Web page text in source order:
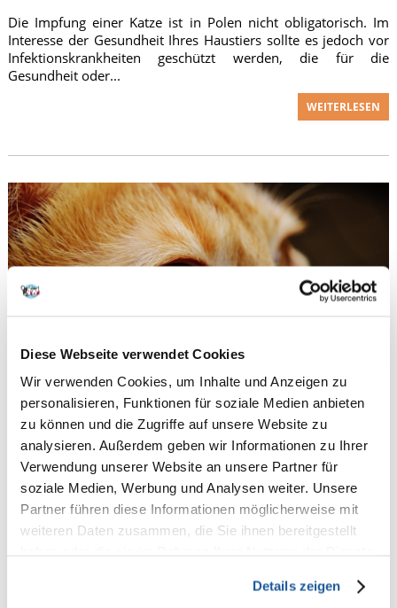
Diese Webseite verwendet Cookies
Wir verwenden Cookies, um Inhalte und Anzeigen zu
personalisieren, Funktionen für soziale Medien anbieten
zu können und die Zugriffe auf unsere Website zu
analysieren. Außerdem geben wir Informationen zu Ihrer
Verwendung unserer Website an unsere Partner für
soziale Medien, Werbung und Analysen weiter. Unsere
Partner führen diese Informationen möglicherweise mit
weiteren Daten zusammen, die Sie ihnen bereitgestellt
Details zeigen
Die Impfung einer Katze ist in Polen nicht obligatorisch. Im
Interesse der Gesundheit Ihres Haustiers sollte es jedoch vor
Infektionskrankheiten geschützt werden, die für die
Gesundheit oder...
WEITERLESEN
Wie sieht die Katze? Wie sieht seine
Welt aus und ist sie bunt?
SZYMON WISZCZ
Die Augen von Katzen haben eine ziemlich ausgeprägte
sehr unterscheidet. Dies gibt den Katzen die Möglichkeit, ihre